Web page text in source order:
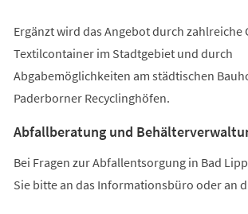
Ergänzt wird das Angebot durch zahlreiche
Textilcontainer im Stadtgebiet und durch
Abgabemöglichkeiten am städtischen
Paderborner Recyclinghöfen.
Abfallberatung und
Bei Fragen zur Abfallentsorgung in Bad
Sie bitte an das Informationsbüro oder an